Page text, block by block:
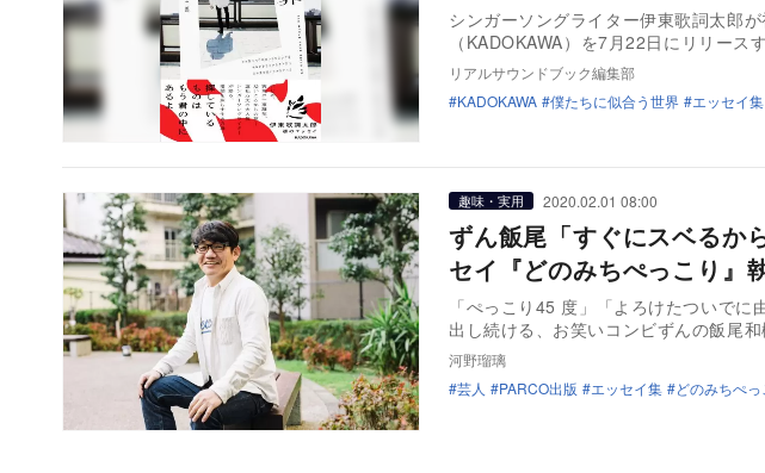
シンガーソングライター伊東歌詞太郎
リアルサウンドブック編集部
KADOKAWA
僕たちに似合う世界 エッセイ集
趣味・実用 2020.02.01 08:00
ずん飯尾「すぐにスベる
セイ『どのみちぺっこり』
「ぺっこり45 度」「よろけたついで
出し続ける、お笑いコンビずんの飯尾
河野瑠璃
芸人
PARCO出版 エッセイ集 どのみちぺっ